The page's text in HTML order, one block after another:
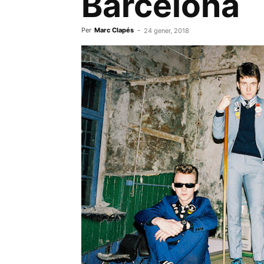
Per Marc Clapés - 24 gener, 2018